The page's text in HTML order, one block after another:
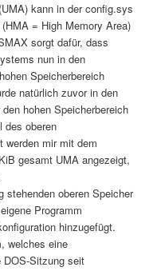
kann in der config.sys
= High Memory Area)
sorgt dafür, dass
nun in den
Speicherbereich
natürlich zuvor in den
hohen Speicherbereich
des oberen
werden mir mit dem
gesamt UMA angezeigt,
stehenden oberen Speicher
Programm
hinzugefügt.
welches eine
DOS-Sitzung seit